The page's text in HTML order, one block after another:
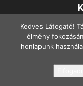
©
Kedves Látogató!
élmény
honlapunk